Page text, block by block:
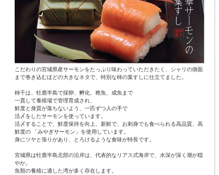
こだわりの宮城県産サーモンをたっぷり味わっていただきたく、シャリの側面
まで巻き込むほどの大きなネタで、特別な柿の葉すしに仕立てました。
柿千は、牡鹿半島で採卵、孵化、稚魚、成魚まで
一貫して養殖場で管理育成され、
鮮度と身質が落ちないよう、一匹ずつ人の手で
活〆をしたサーモンを使っています。
活〆することで、鮮度保持を向上、新鮮で、お刺身でも食べられる高品質、高
鮮度の 「みやぎサーモン」を使用しています。
身にツヤと張りがあり、とろけるような食味が特長です。
宮城県は牡鹿半島北部の沿岸は、代表的なリアス式海岸で、水深が深く潮が穏
やか。
魚類の養殖に適した湾が多く存在します。